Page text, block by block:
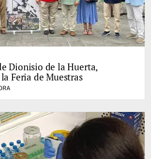
Dionisio de la Huerta,
Feria de Muestras